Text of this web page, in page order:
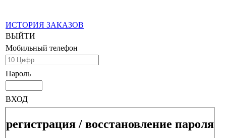
ИСТОРИЯ ЗАКАЗОВ
ВЫЙТИ
Мобильный телефон
Пароль
ВХОД
регистрация / восстановление пароля